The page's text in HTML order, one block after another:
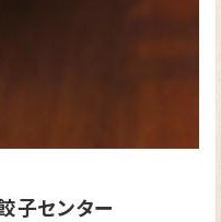
子センター